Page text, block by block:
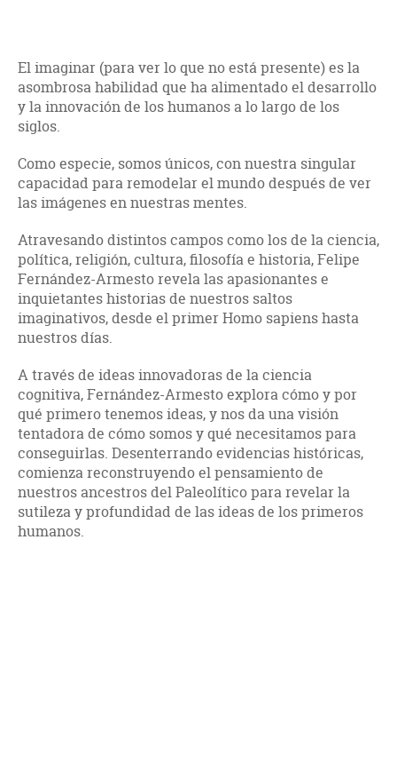
El imaginar (para ver lo que no está presente) es la
asombrosa habilidad que ha alimentado el desarrollo
y la innovación de los humanos a lo largo de los
siglos.
Como especie, somos únicos, con nuestra singular
capacidad para remodelar el mundo después de ver
las imágenes en nuestras mentes.
Atravesando distintos campos como los de la ciencia,
política, religión, cultura, filosofía e historia, Felipe
Fernández-Armesto revela las apasionantes e
inquietantes historias de nuestros saltos
imaginativos, desde el primer Homo sapiens hasta
nuestros días.
A través de ideas innovadoras de la ciencia
cognitiva, Fernández-Armesto explora cómo y por
qué primero tenemos ideas, y nos da una visión
tentadora de cómo somos y qué necesitamos para
conseguirlas. Desenterrando evidencias históricas,
comienza reconstruyendo el pensamiento de
nuestros ancestros del Paleolítico para revelar la
sutileza y profundidad de las ideas de los primeros
humanos.